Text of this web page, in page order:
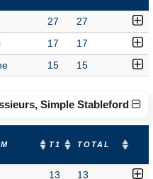
27 27
17 17
15 15
Simple Stableford
T1 TOTAL
13 13